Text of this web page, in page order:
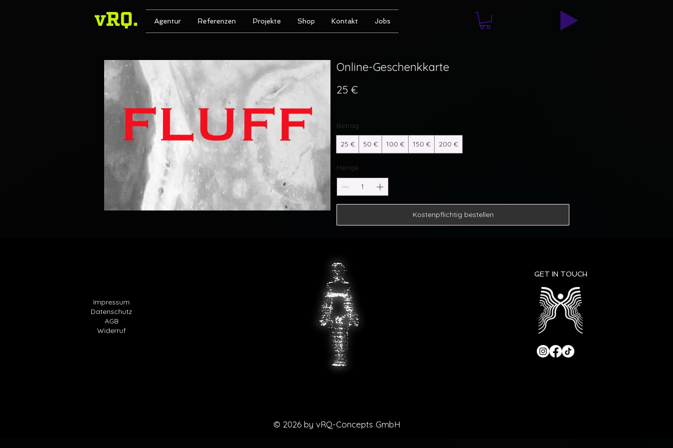
Agentur Referenzen Projekte Shop Kontakt Jobs
Online-Geschenkkarte
25 €
Betrag
25 € 50 € 100 € 150 € 200 €
Menge
Kostenpflichtig bestellen
Impressum
Datenschutz
AGB
Widerruf
GET IN TOUCH
© 2026 by vRQ-Concepts GmbH